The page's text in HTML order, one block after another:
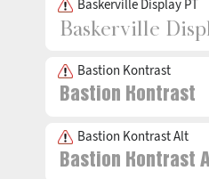
Baskerville Display PT
Bastion Kontrast
Bastion Kontrast Alt